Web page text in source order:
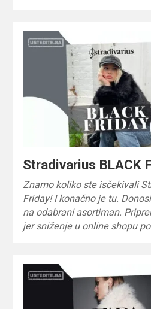
Stradivarius BLACK
Znamo koliko ste isčekivali
Friday! I konačno je tu.
na odabrani asortiman.
jer sniženje u online shopu